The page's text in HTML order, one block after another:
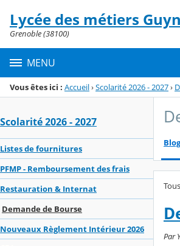
Menu de la rubrique
Contenu
Lycée des métiers
Grenoble (38100)
MENU
Vous êtes ici : Accueil›Scolarité 2026 - 2027›
Scolarité 2026 - 2027
Listes de fournitures
PFMP - Remboursement des frais
Restauration & Internat
Demande de Bourse
Nouveaux Règlement Intérieur 2026
Blog
Par